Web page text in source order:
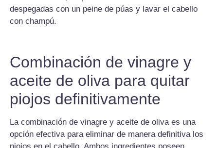
despegadas con un peine de púas y lavar el cabello
con champú.
Combinación de vinagre y
aceite de oliva para quitar
piojos definitivamente
La combinación de vinagre y aceite de oliva es una
opción efectiva para eliminar de manera definitiva los
piojos en el cabello. Ambos ingredientes poseen